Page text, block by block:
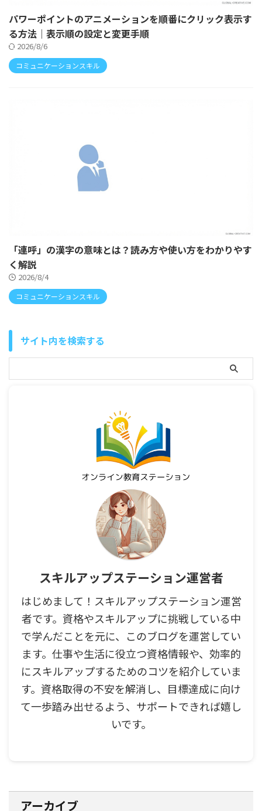
パワーポイントのアニメーションを順番にクリック表示す
る方法｜表示順の設定と変更手順
2026/8/6
コミュニケーションスキル
「連呼」の漢字の意味とは？読み方や使い方をわかりやす
く解説
2026/8/4
コミュニケーションスキル
サイト内を検索する
スキルアップステーション運営者
はじめまして！スキルアップステーション運営
者です。資格やスキルアップに挑戦している中
で学んだことを元に、このブログを運営してい
ます。仕事や生活に役立つ資格情報や、効率的
にスキルアップするためのコツを紹介していま
す。資格取得の不安を解消し、目標達成に向け
て一歩踏み出せるよう、サポートできれば嬉し
いです。
アーカイブ